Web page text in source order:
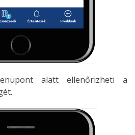
alatt ellenőrizheti a